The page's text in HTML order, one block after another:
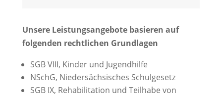
Unsere Leistungsangebote basieren auf
folgenden rechtlichen Grundlagen
SGB VIII, Kinder und Jugendhilfe
NSchG, Niedersächsisches Schulgesetz
SGB IX, Rehabilitation und Teilhabe von